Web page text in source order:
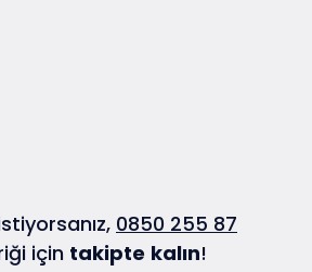
0850 255 87
için takipte kalın!